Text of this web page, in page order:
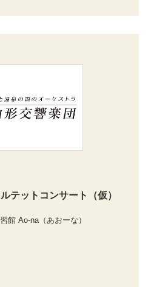
テットコンサート（仮）
館 Ao-na（あおーな）